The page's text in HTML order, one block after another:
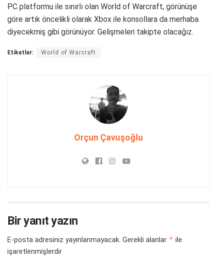
PC platformu ile sınırlı olan World of Warcraft, görünüşe
göre artık öncelikli olarak Xbox ile konsollara da merhaba
diyecekmiş gibi görünüyor. Gelişmeleri takipte olacağız.
Etiketler: World of Warcraft
Orçun Çavuşoğlu
Bir yanıt yazın
E-posta adresiniz yayınlanmayacak. Gerekli alanlar * ile
işaretlenmişlerdir